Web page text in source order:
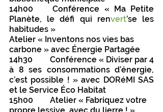
14h00	Conférence « Ma Petite
Planète, le défi qui renvert’se les
habitudes »
Atelier « Inventons nos vies bas
carbone » avec Énergie Partagée
14h30	Conférence « Diviser par 4
à 8 ses consommations d’énergie,
c’est possible ! » avec DORéMI SAS
et le Service Éco Habitat
15h00 	Atelier « Fabriquez votre
propre lessive, avec du lierre ! »